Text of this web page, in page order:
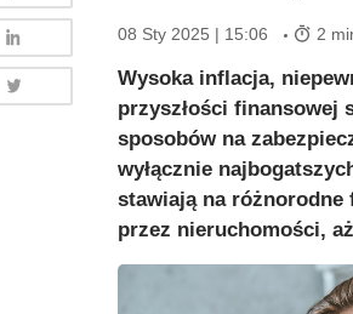
08 Sty 2025 | 15:06 2
Wysoka inflacja,
przyszłości finansowej
sposobów na
wyłącznie
stawiają na różnorodne
przez nieruchomości,